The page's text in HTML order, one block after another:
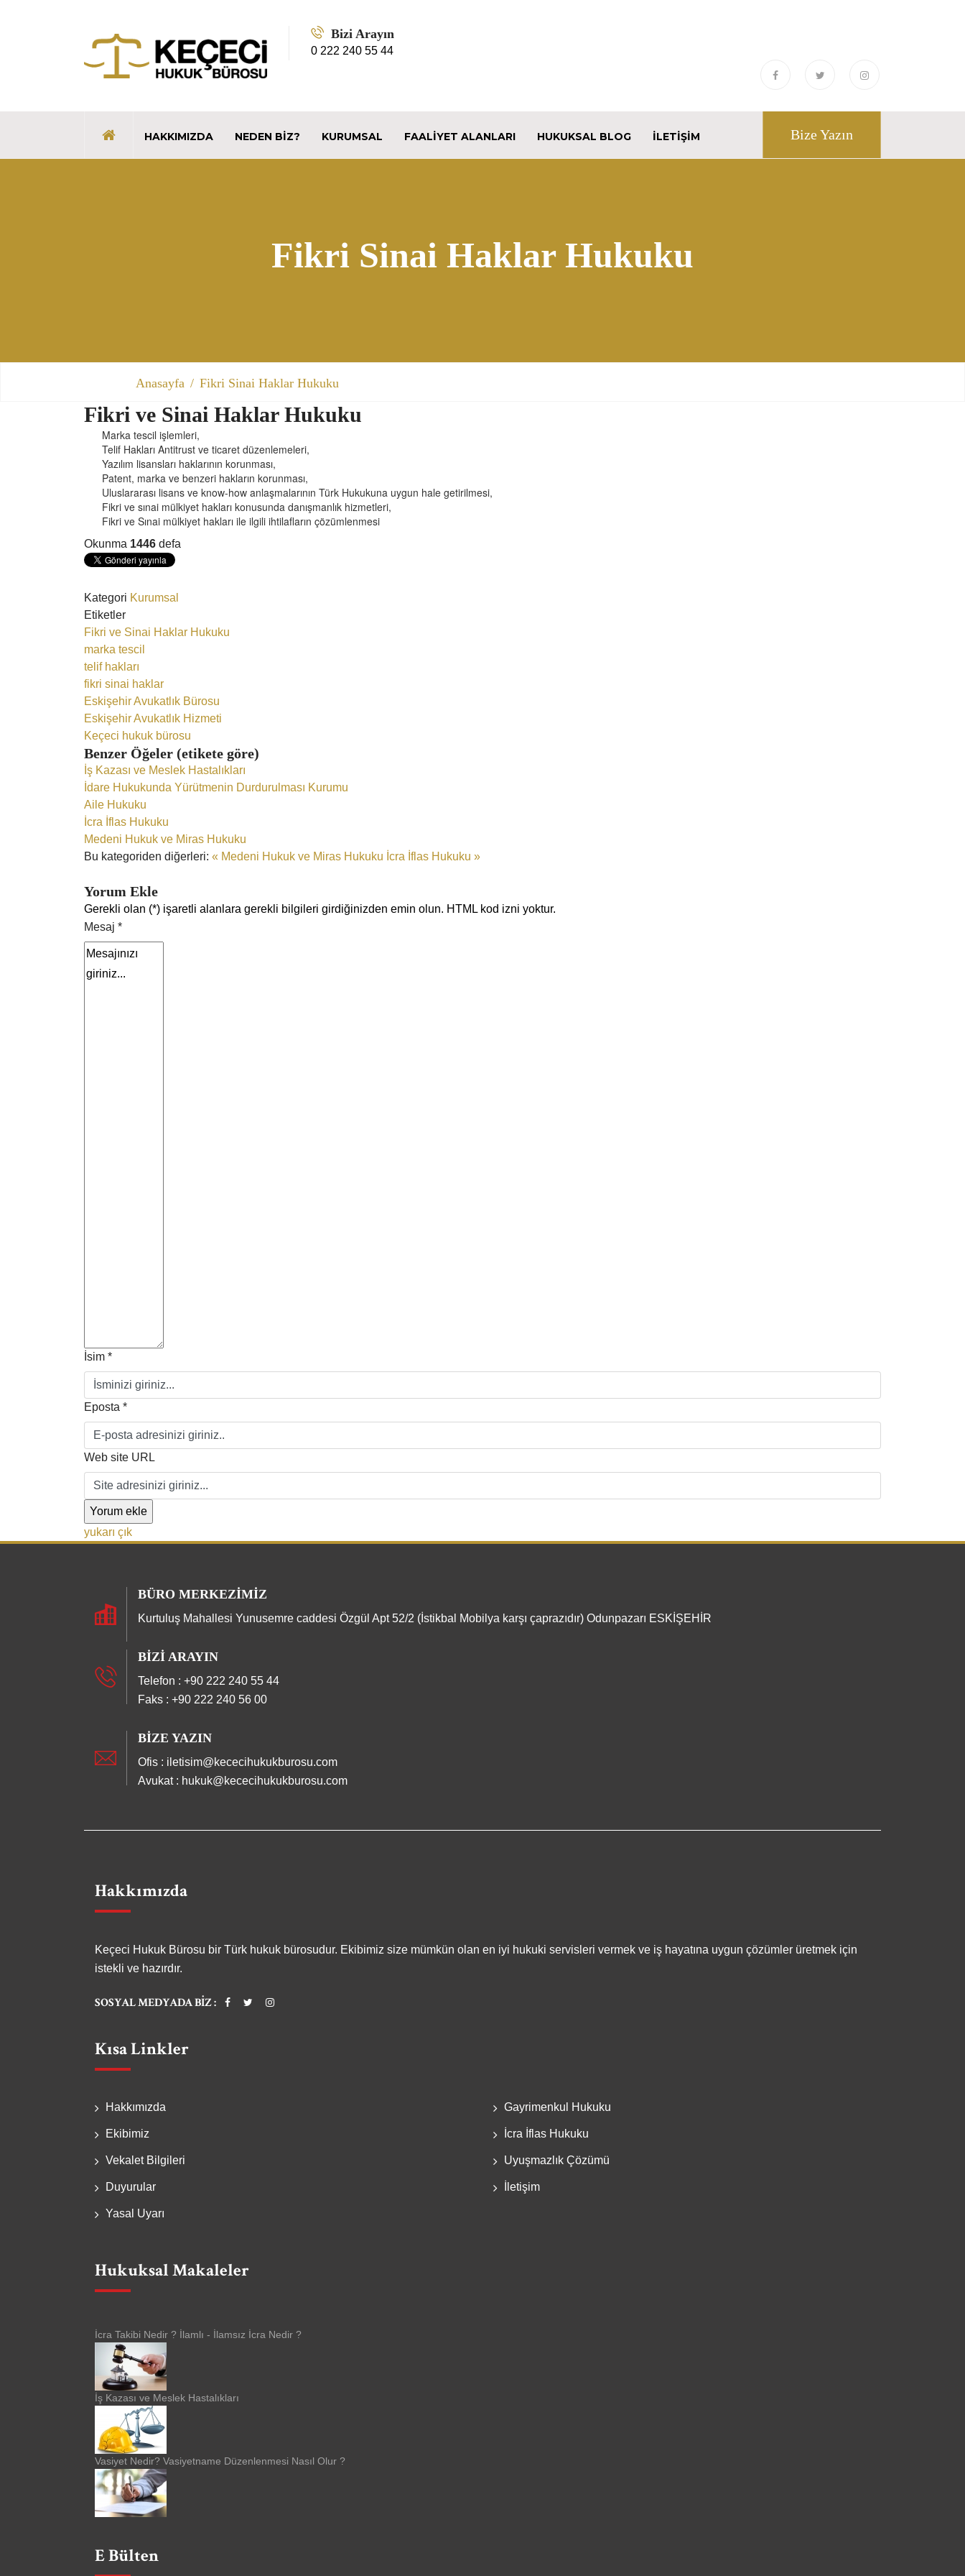
Bizi Arayın
0 222 240 55 44
HAKKIMIZDA NEDEN BIZ? KURUMSAL FAALIYET ALANLARI HUKUKSAL BLOG İLETIŞIM Bize Yazın
Fikri Sinai Haklar Hukuku
Anasayfa Fikri Sinai Haklar Hukuku
Fikri ve Sinai Haklar Hukuku
Marka tescil işlemleri,
Telif Hakları Antitrust ve ticaret düzenlemeleri,
Yazılım lisansları haklarının korunması,
Patent, marka ve benzeri hakların korunması,
Uluslararası lisans ve know-how anlaşmalarının Türk Hukukuna uygun hale getirilmesi,
Fikri ve sınai mülkiyet hakları konusunda danışmanlık hizmetleri,
Fikri ve Sınai mülkiyet hakları ile ilgili ihtilafların çözümlenmesi
Okunma 1446 defa
Kategori Kurumsal
Etiketler
Fikri ve Sinai Haklar Hukuku
marka tescil
telif hakları
fikri sinai haklar
Eskişehir Avukatlık Bürosu
Eskişehir Avukatlık Hizmeti
Keçeci hukuk bürosu
Benzer Öğeler (etikete göre)
İş Kazası ve Meslek Hastalıkları
İdare Hukukunda Yürütmenin Durdurulması Kurumu
Aile Hukuku
İcra İflas Hukuku
Medeni Hukuk ve Miras Hukuku
Bu kategoriden diğerleri: « Medeni Hukuk ve Miras Hukuku İcra İflas Hukuku »
Yorum Ekle
Gerekli olan (*) işaretli alanlara gerekli bilgileri girdiğinizden emin olun. HTML kod izni yoktur.
Mesaj *
İsim *
Eposta *
Web site URL
yukarı çık
BÜRO MERKEZIMIZ
Kurtuluş Mahallesi Yunusemre caddesi Özgül Apt 52/2 (İstikbal Mobilya karşı çaprazıdır) Odunpazarı ESKİŞEHİR
BIZI ARAYIN
Telefon : +90 222 240 55 44
Faks : +90 222 240 56 00
BIZE YAZIN
Ofis : iletisim@kececihukukburosu.com
Avukat : hukuk@kececihukukburosu.com
Hakkımızda
Keçeci Hukuk Bürosu bir Türk hukuk bürosudur. Ekibimiz size mümkün olan en iyi hukuki servisleri vermek ve iş hayatına uygun çözümler üretmek için
istekli ve hazırdır.
SOSYAL MEDYADA BIZ :
Kısa Linkler
Hakkımızda
Ekibimiz
Vekalet Bilgileri
Duyurular
Yasal Uyarı
Gayrimenkul Hukuku
İcra İflas Hukuku
Uyuşmazlık Çözümü
İletişim
Hukuksal Makaleler
İcra Takibi Nedir ? İlamlı - İlamsız İcra Nedir ?
İş Kazası ve Meslek Hastalıkları
Vasiyet Nedir? Vasiyetname Düzenlenmesi Nasıl Olur ?
E Bülten